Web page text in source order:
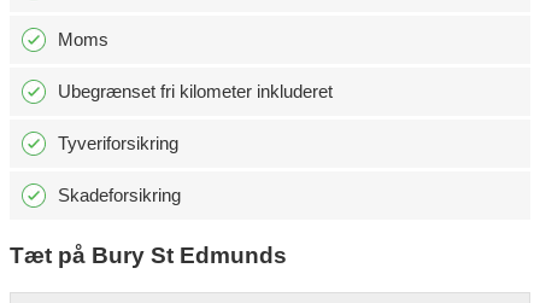
Moms
Ubegrænset fri kilometer inkluderet
Tyveriforsikring
Skadeforsikring
Tæt på Bury St Edmunds